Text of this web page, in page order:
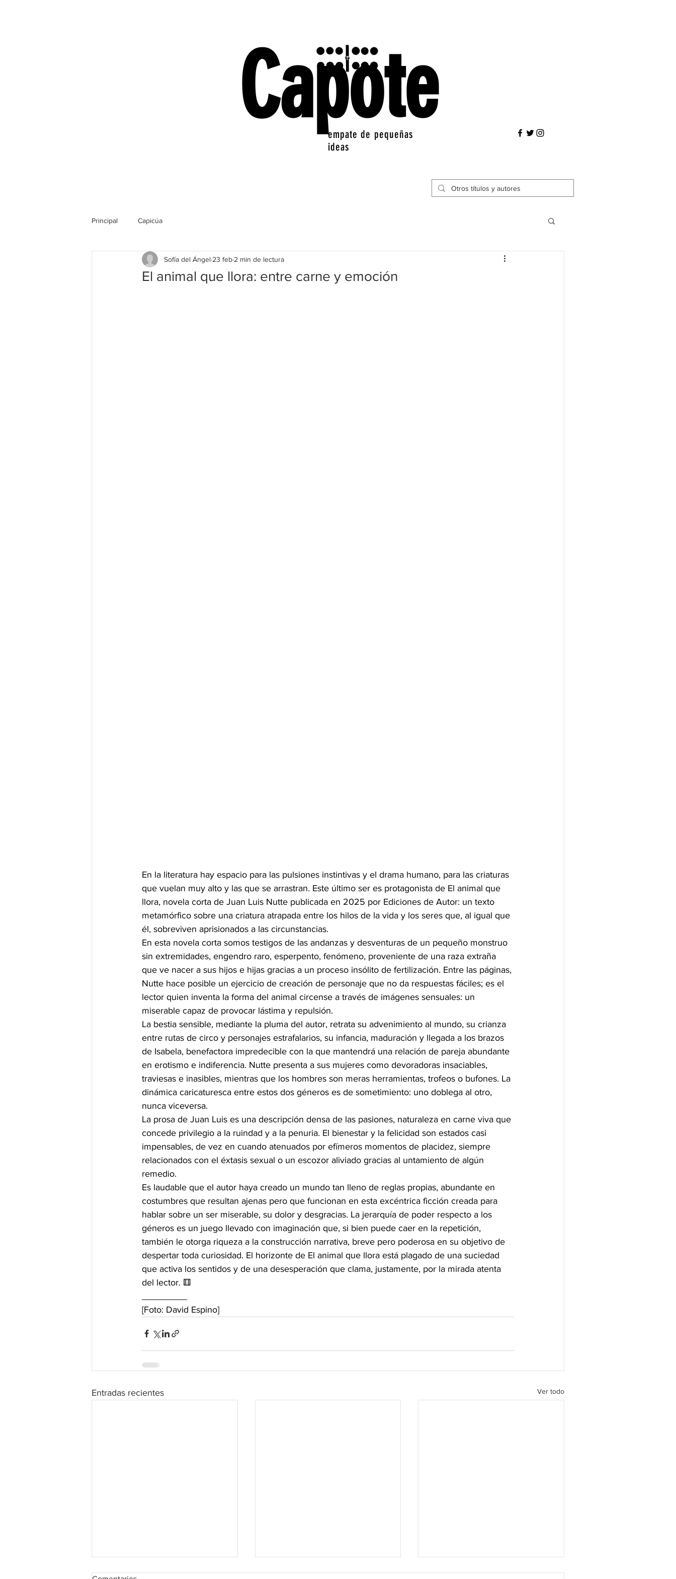
Capote
empate de pequeñas
ideas
Principal Capicúa
El animal que llora: entre carne y emoción
Sofía del Ángel 23 feb 2 min de lectura
En la literatura hay espacio para las pulsiones instintivas y el drama humano, para las criaturas
que vuelan muy alto y las que se arrastran. Este último ser es protagonista de El animal que
llora, novela corta de Juan Luis Nutte publicada en 2025 por Ediciones de Autor: un texto
metamórfico sobre una criatura atrapada entre los hilos de la vida y los seres que, al igual que
él, sobreviven aprisionados a las circunstancias.
En esta novela corta somos testigos de las andanzas y desventuras de un pequeño monstruo
sin extremidades, engendro raro, esperpento, fenómeno, proveniente de una raza extraña
que ve nacer a sus hijos e hijas gracias a un proceso insólito de fertilización. Entre las páginas,
Nutte hace posible un ejercicio de creación de personaje que no da respuestas fáciles; es el
lector quien inventa la forma del animal circense a través de imágenes sensuales: un
miserable capaz de provocar lástima y repulsión.
La bestia sensible, mediante la pluma del autor, retrata su advenimiento al mundo, su crianza
entre rutas de circo y personajes estrafalarios, su infancia, maduración y llegada a los brazos
de Isabela, benefactora impredecible con la que mantendrá una relación de pareja abundante
en erotismo e indiferencia. Nutte presenta a sus mujeres como devoradoras insaciables,
traviesas e inasibles, mientras que los hombres son meras herramientas, trofeos o bufones. La
dinámica caricaturesca entre estos dos géneros es de sometimiento: uno doblega al otro,
nunca viceversa.
La prosa de Juan Luis es una descripción densa de las pasiones, naturaleza en carne viva que
concede privilegio a la ruindad y a la penuria. El bienestar y la felicidad son estados casi
impensables, de vez en cuando atenuados por efímeros momentos de placidez, siempre
relacionados con el éxtasis sexual o un escozor aliviado gracias al untamiento de algún
remedio.
Es laudable que el autor haya creado un mundo tan lleno de reglas propias, abundante en
costumbres que resultan ajenas pero que funcionan en esta excéntrica ficción creada para
hablar sobre un ser miserable, su dolor y desgracias. La jerarquía de poder respecto a los
géneros es un juego llevado con imaginación que, si bien puede caer en la repetición,
también le otorga riqueza a la construcción narrativa, breve pero poderosa en su objetivo de
despertar toda curiosidad. El horizonte de El animal que llora está plagado de una suciedad
que activa los sentidos y de una desesperación que clama, justamente, por la mirada atenta
del lector. ⚅
[Foto: David Espino]
Entradas recientes Ver todo